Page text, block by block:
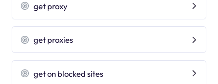
get proxy
get proxies
get on blocked sites